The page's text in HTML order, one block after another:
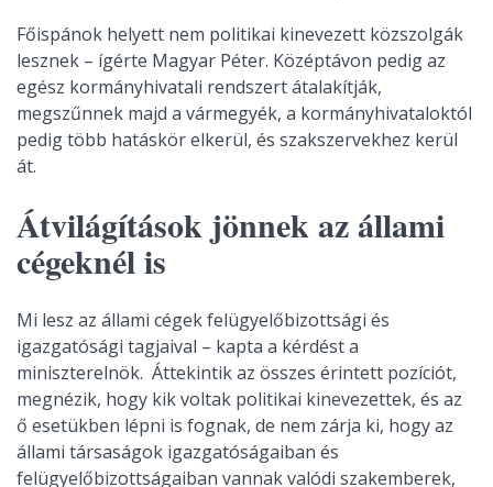
Főispánok helyett nem politikai kinevezett közszolgák
lesznek – ígérte Magyar Péter. Középtávon pedig az
egész kormányhivatali rendszert átalakítják,
megszűnnek majd a vármegyék, a kormányhivataloktól
pedig több hatáskör elkerül, és szakszervekhez kerül
át.
Átvilágítások jönnek az állami
cégeknél is
Mi lesz az állami cégek felügyelőbizottsági és
igazgatósági tagjaival – kapta a kérdést a
miniszterelnök. Áttekintik az összes érintett pozíciót,
megnézik, hogy kik voltak politikai kinevezettek, és az
ő esetükben lépni is fognak, de nem zárja ki, hogy az
állami társaságok igazgatóságaiban és
felügyelőbizottságaiban vannak valódi szakemberek,